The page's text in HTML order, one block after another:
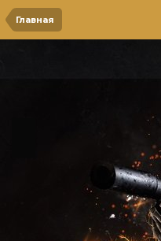
Главная